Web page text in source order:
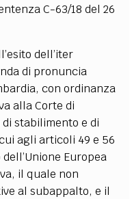
C-63/18 del 26
dell’iter
di pronuncia
con ordinanza
alla Corte di
stabilimento e di
agli articoli 49 e 56
Europea
il quale non
al subappalto, e il